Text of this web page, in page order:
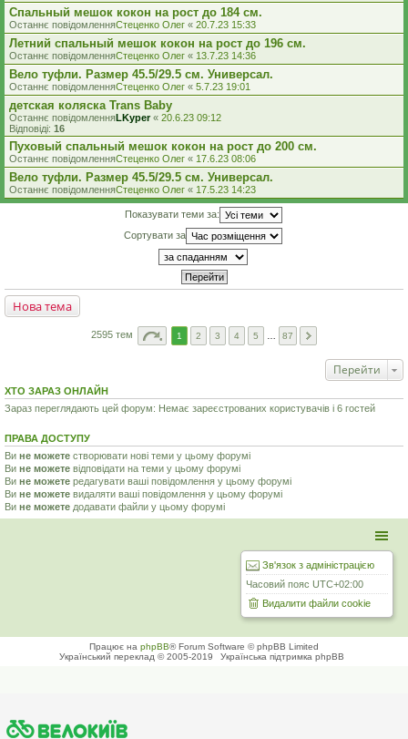
Спальный мешок кокон на рост до 184 см.
Останнє повідомленняСтеценко Олег « 20.7.23 15:33
Летний спальный мешок кокон на рост до 196 см.
Останнє повідомленняСтеценко Олег « 13.7.23 14:36
Вело туфли. Размер 45.5/29.5 см. Универсал.
Останнє повідомленняСтеценко Олег « 5.7.23 19:01
детская коляска Trans Baby
Останнє повідомленняLKyper« 20.6.23 09:12
Відповіді: 16
Пуховый спальный мешок кокон на рост до 200 см.
Останнє повідомленняСтеценко Олег « 17.6.23 08:06
Вело туфли. Размер 45.5/29.5 см. Универсал.
Останнє повідомленняСтеценко Олег « 17.5.23 14:23
Показувати теми за:
Сортувати за
Нова тема
2595 тем 1 2 3 4 5 87
Перейти
ХТО ЗАРАЗ ОНЛАЙН
Зараз переглядають цей форум: Немає зареєстрованих користувачів і 6 гостей
ПРАВА ДОСТУПУ
Ви не можете створювати нові теми у цьому форумі
Ви не можете відповідати на теми у цьому форумі
Ви не можете редагувати ваші повідомлення у цьому форумі
Ви не можете видаляти ваші повідомлення у цьому форумі
Ви не можете додавати файли у цьому форумі
Зв'язок з адміністрацією
Часовий пояс UTC+02:00
Видалити файли cookie
Працює на phpBB® Forum Software © phpBB Limited
Український переклад © 2005-2019
Українська підтримка phpBB